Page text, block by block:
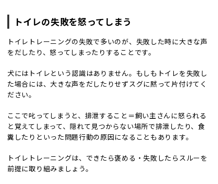
トイレの失敗を怒ってしまう
トイレトレーニングの失敗で多いのが、失敗した時に大きな声
をだしたり、怒ってしまったりすることです。
犬にはトイレという認識はありません。もしもトイレを失敗し
た場合には、大きな声をだしたりせずスグに黙って片付けてく
ださい。
ここで叱ってしまうと、排泄すること＝飼い主さんに怒られる
と覚えてしまって、隠れて見つからない場所で排泄したり、食
糞したりといった問題行動の原因になることもあります。
トイレトレーニングは、できたら褒める・失敗したらスルーを
前提に取り組みましょう。